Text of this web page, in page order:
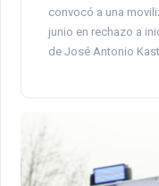
convocó a una
junio en rechazo a
de José Antonio Kast.